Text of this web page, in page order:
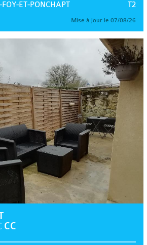
T2
FOY-ET-PONCHAPT
Mise à jour le 07/08/26
CC